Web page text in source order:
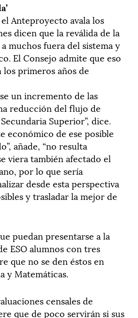
Anteproyecto avala los
dicen que la reválida de la
muchos fuera del sistema y
El Consejo admite que eso
primeros años de
un incremento de las
reducción del flujo de
Superior”, dice.
económico de ese posible
añade, “no resulta
viera también afectado el
por lo que sería
desde esta perspectiva
y trasladar la mejor de
puedan presentarse a la
ESO alumnos con tres
que no se den éstos en
y Matemáticas.
censales de
que de poco servirán si sus